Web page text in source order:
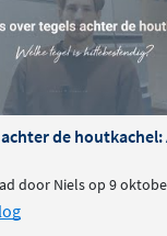
achter de
door Niels op 9